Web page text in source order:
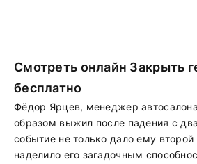
Смотреть онлайн Закрыть
бесплатно
Фёдор Ярцев, менеджер
образом выжил после падения с
событие не только дало ему
наделило его загадочным